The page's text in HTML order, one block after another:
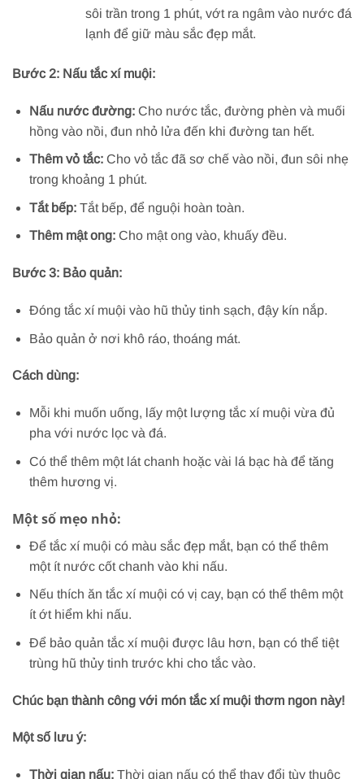
sôi trần trong 1 phút, vớt ra ngâm vào nước đá
lạnh để giữ màu sắc đẹp mắt.
Bước 2: Nấu tắc xí muội:
Nấu nước đường:Cho nước tắc, đường phèn và muối
hồng vào nồi, đun nhỏ lửa đến khi đường tan hết.
Thêm vỏ tắc:Cho vỏ tắc đã sơ chế vào nồi, đun sôi nhẹ
trong khoảng 1 phút.
Tắt bếp:Tắt bếp, để nguội hoàn toàn.
Thêm mật ong:Cho mật ong vào, khuấy đều.
Bước 3: Bảo quản:
Đóng tắc xí muội vào hũ thủy tinh sạch, đậy kín nắp.
Bảo quản ở nơi khô ráo, thoáng mát.
Cách dùng:
Mỗi khi muốn uống, lấy một lượng tắc xí muội vừa đủ
pha với nước lọc và đá.
Có thể thêm một lát chanh hoặc vài lá bạc hà để tăng
thêm hương vị.
Một số mẹo nhỏ:
Để tắc xí muội có màu sắc đẹp mắt, bạn có thể thêm
một ít nước cốt chanh vào khi nấu.
Nếu thích ăn tắc xí muội có vị cay, bạn có thể thêm một
ít ớt hiểm khi nấu.
Để bảo quản tắc xí muội được lâu hơn, bạn có thể tiệt
trùng hũ thủy tinh trước khi cho tắc vào.
Chúc bạn thành công với món tắc xí muội thơm ngon này!
Một số lưu ý:
Thời gian nấu:Thời gian nấu có thể thay đổi tùy thuộc